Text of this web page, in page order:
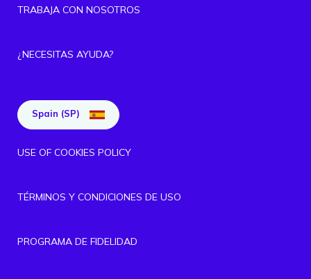
TRABAJA CON NOSOTROS
¿NECESITAS AYUDA?
Spain (SP)
USE OF COOKIES POLICY
TÉRMINOS Y CONDICIONES DE USO
PROGRAMA DE FIDELIDAD